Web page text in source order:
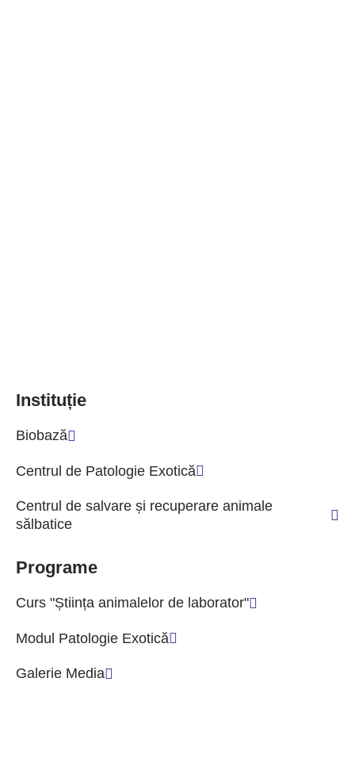
Instituție
Biobază
Centrul de Patologie Exotică
Centrul de salvare și recuperare animale
sălbatice
Programe
Curs "Știința animalelor de laborator"
Modul Patologie Exotică
Galerie Media